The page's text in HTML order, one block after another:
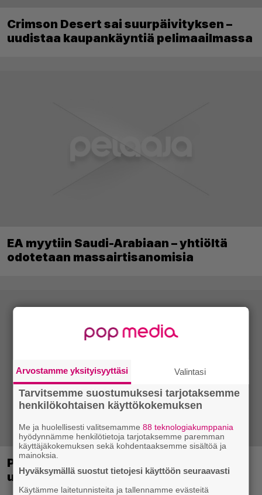
Crimson Desert sai suurpäivityksen –
uudistaa kaupankäyntiä pelimaailmassa
EA myytiin Saudi-Arabiaan – yhtiöltä
odotetaan massairtisanomisia
PS1-ajan klassikkoloikinta Croc 2 palaa
uudistettuna nykykonsoleille ja PC:lle
Arvostamme yksityisyyttäsi Valintasi
Tarvitsemme suostumuksesi tarjotaksemme
henkilökohtaisen käyttökokemuksen
Me ja huolellisesti valitsemamme88 teknologiakumppania
hyödynnämme henkilötietoja tarjotaksemme paremman
käyttäjäkokemuksen sekä kohdentaaksemme sisältöä ja
mainoksia.
Hyväksymällä suostut tietojesi käyttöön seuraavasti
Käytämme laitetunnisteita ja tallennamme evästeitä